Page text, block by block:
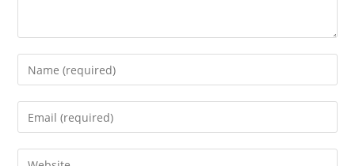
Enter
your
name
Enter
your
email
Enter